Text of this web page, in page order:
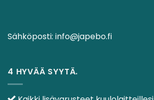
Sähköposti: info@japebo.fi
4 HYVÄÄ SYYTÄ.